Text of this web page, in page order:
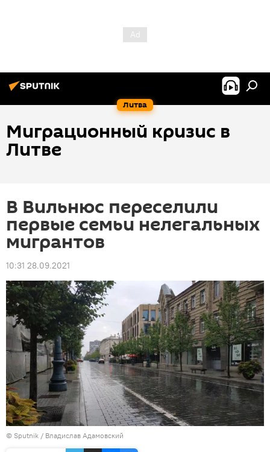
Литва
Миграционный кризис в
Литве
В Вильнюс переселили
первые семьи нелегальных
мигрантов
10:31 28.09.2021
© Sputnik / Владислав Адамовский